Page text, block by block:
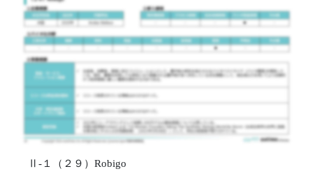
Ⅱ-１（２９）Robigo